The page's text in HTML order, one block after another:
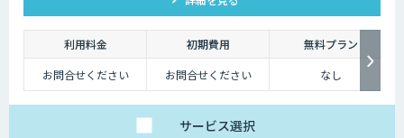
利用料金 初期費用
無料プラン
お問合せください
お問合せください なし
サービス選択